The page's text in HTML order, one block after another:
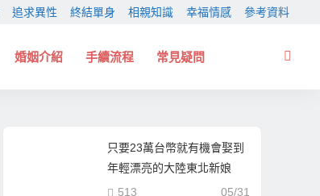
追求異性 終結單身 相親知識 幸福情感 參考資料
婚姻介紹 手續流程 常見疑問
只要23萬台幣就有機會娶到
年輕漂亮的大陸東北新娘
05/31
513